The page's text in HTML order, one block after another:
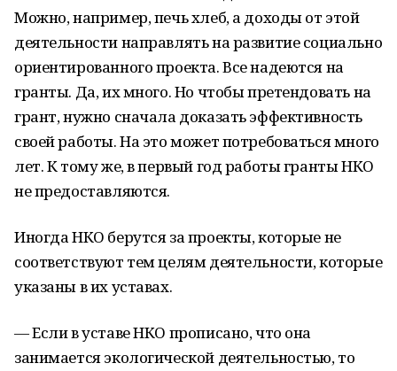
Можно, например, печь хлеб, а доходы от этой
деятельности направлять на развитие социально
ориентированного проекта. Все надеются на
гранты. Да, их много. Но чтобы претендовать на
грант, нужно сначала доказать эффективность
своей работы. На это может потребоваться много
лет. К тому же, в первый год работы гранты НКО
не предоставляются.
Иногда НКО берутся за проекты, которые не
соответствуют тем целям деятельности, которые
указаны в их уставах.
— Если в уставе НКО прописано, что она
занимается экологической деятельностью, то